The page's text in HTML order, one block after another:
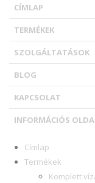
CÍMLAP
TERMÉKEK
SZOLGÁLTATÁSOK
BLOG
KAPCSOLAT
INFORMÁCIÓS
Címlap
Termékek
Komplett